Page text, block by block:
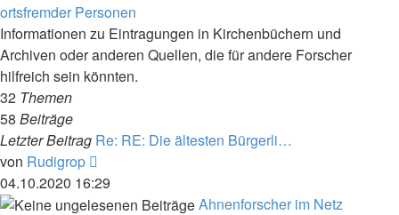
ortsfremder Personen
Informationen zu Eintragungen in Kirchenbüchern und
Archiven oder anderen Quellen, die für andere Forscher
hilfreich sein könnten.
32 Themen
58 Beiträge
Letzter Beitrag Re: RE: Die ältesten Bürgerli…
von Rudigrop
Beitrag
04.10.2020 16:29
Ahnenforscher im Netz